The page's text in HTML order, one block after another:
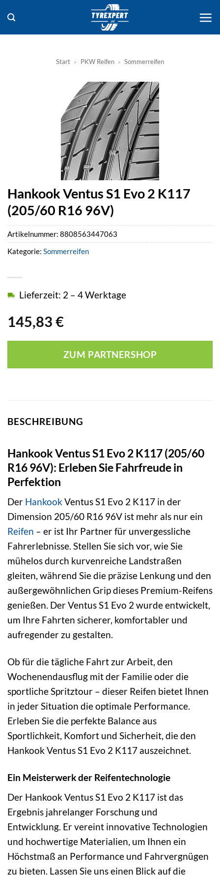
Inhalt
springen
Start » PKW Reifen » Sommerreifen
Hankook Ventus S1 Evo 2 K117
(205/60 R16 96V)
145,83 €
Lieferzeit: 2 – 4 Werktage
ZUM PARTNERSHOP
Artikelnummer: 8808563447063
Kategorie: Sommerreifen
BESCHREIBUNG
Hankook Ventus S1 Evo 2 K117 (205/60
R16 96V): Erleben Sie Fahrfreude in
Perfektion
Der HankookVentus S1 Evo 2 K117 in der
Dimension 205/60 R16 96V ist mehr als nur ein
Reifen – er ist Ihr Partner für unvergessliche
Fahrerlebnisse. Stellen Sie sich vor, wie Sie
mühelos durch kurvenreiche Landstraßen
gleiten, während Sie die präzise Lenkung und den
außergewöhnlichen Grip dieses Premium-Reifens
genießen. Der Ventus S1 Evo 2 wurde entwickelt,
um Ihre Fahrten sicherer, komfortabler und
aufregender zu gestalten.
Ob für die tägliche Fahrt zur Arbeit, den
Wochenendausflug mit der Familie oder die
sportliche Spritztour – dieser Reifen bietet Ihnen
in jeder Situation die optimale Performance.
Erleben Sie die perfekte Balance aus
Sportlichkeit, Komfort und Sicherheit, die den
Hankook Ventus S1 Evo 2 K117 auszeichnet.
Ein Meisterwerk der Reifentechnologie
Der Hankook Ventus S1 Evo 2 K117 ist das
Ergebnis jahrelanger Forschung und
Entwicklung. Er vereint innovative Technologien
und hochwertige Materialien, um Ihnen ein
Höchstmaß an Performance und Fahrvergnügen
zu bieten. Lassen Sie uns einen Blick auf die